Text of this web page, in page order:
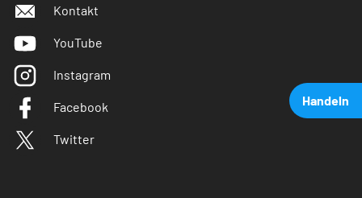
Handeln
Kontakt
YouTube
Instagram
Facebook
Twitter